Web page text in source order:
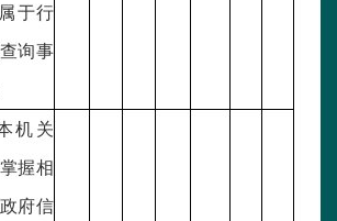
于行
询事
机关
握相
府信